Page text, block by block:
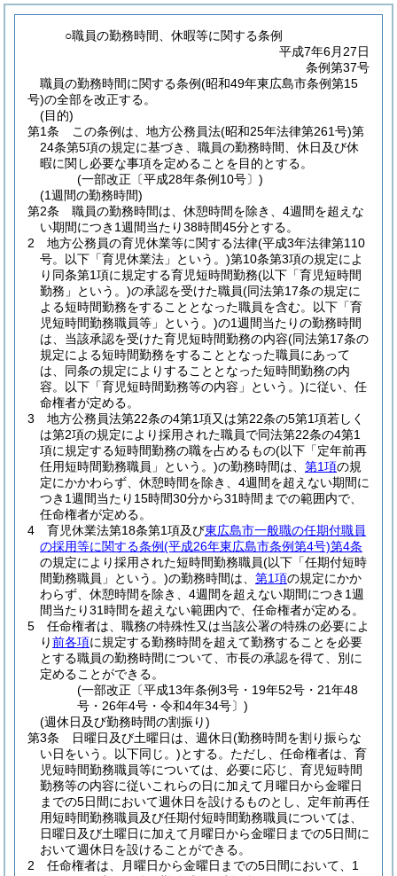
○職員の勤務時間、休暇等に関する条例
平成7年6月27日
条例第37号
職員の勤務時間に関する条例(昭和49年東広島市条例第15
号)の全部を改正する。
(目的)
第1条
この条例は、地方公務員法(昭和25年法律第261号)第
24条第5項の規定に基づき、職員の勤務時間、休日及び休
暇に関し必要な事項を定めることを目的とする。
(一部改正〔平成28年条例10号〕)
(1週間の勤務時間)
第2条
職員の勤務時間は、休憩時間を除き、4週間を超えな
い期間につき1週間当たり38時間45分とする。
2
地方公務員の育児休業等に関する法律(平成3年法律第110
号。以下「育児休業法」という。)第10条第3項の規定によ
り同条第1項に規定する育児短時間勤務(以下「育児短時間
勤務」という。)の承認を受けた職員(同法第17条の規定に
よる短時間勤務をすることとなった職員を含む。以下「育
児短時間勤務職員等」という。)の1週間当たりの勤務時間
は、当該承認を受けた育児短時間勤務の内容(同法第17条の
規定による短時間勤務をすることとなった職員にあって
は、同条の規定によりすることとなった短時間勤務の内
容。以下「育児短時間勤務等の内容」という。)に従い、任
命権者が定める。
3
地方公務員法第22条の4第1項又は第22条の5第1項若しく
は第2項の規定により採用された職員で同法第22条の4第1
項に規定する短時間勤務の職を占めるもの(以下「定年前再
任用短時間勤務職員」という。)の勤務時間は、 第1項の規
定にかかわらず、休憩時間を除き、4週間を超えない期間に
つき1週間当たり15時間30分から31時間までの範囲内で、
任命権者が定める。
4
育児休業法第18条第1項及び東広島市一般職の任期付職員
の採用等に関する条例(平成26年東広島市条例第4号)第4条
の規定により採用された短時間勤務職員(以下「任期付短時
間勤務職員」という。)の勤務時間は、 第1項の規定にかか
わらず、休憩時間を除き、4週間を超えない期間につき1週
間当たり31時間を超えない範囲内で、任命権者が定める。
5
任命権者は、職務の特殊性又は当該公署の特殊の必要によ
り前各項に規定する勤務時間を超えて勤務することを必要
とする職員の勤務時間について、市長の承認を得て、別に
定めることができる。
(一部改正〔平成13年条例3号・19年52号・21年48
号・26年4号・令和4年34号〕)
(週休日及び勤務時間の割振り)
第3条
日曜日及び土曜日は、週休日(勤務時間を割り振らな
い日をいう。以下同じ。)とする。 ただし、任命権者は、育
児短時間勤務職員等については、必要に応じ、育児短時間
勤務等の内容に従いこれらの日に加えて月曜日から金曜日
までの5日間において週休日を設けるものとし、定年前再任
用短時間勤務職員及び任期付短時間勤務職員については、
日曜日及び土曜日に加えて月曜日から金曜日までの5日間に
おいて週休日を設けることができる。
2
任命権者は、月曜日から金曜日までの5日間において、1